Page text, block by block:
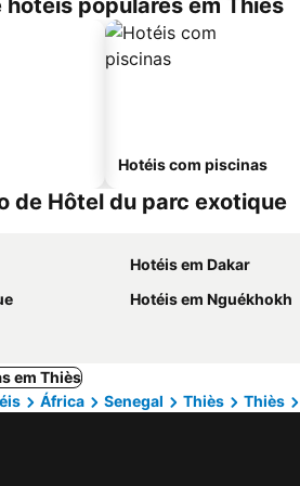
populares em Thiès
Hotéis com piscinas
de Hôtel du parc exotique
Hotéis em Dakar
Hotéis em Nguékhokh
em Thiès
África Senegal Thiès Thiès